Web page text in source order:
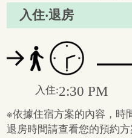
入住‧退房
入住:2:30 PM
※依據住宿方案的內容，時
退房時間請查看您的預約方